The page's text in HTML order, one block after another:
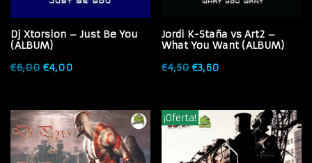
Dj Xtorsion – Just Be You
(ALBUM)
€6,00 €4,00
Jordi K-Staña vs Art2 –
What You Want (ALBUM)
€4,50 €3,60
¡Oferta!